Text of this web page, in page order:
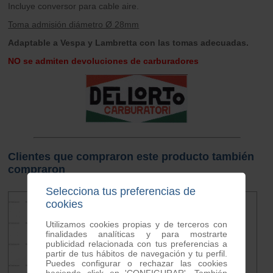
Incluye conversor para cable aire.
Toma admisión diámetro Ø 28mm
Adaptable a Vespa y Lambretta con las tomas adecuadas.
NO se admiten devoluciones de carburadores
Clientes que compraron este producto también
compraron
Selecciona tus preferencias de
cookies
Utilizamos cookies propias y de terceros con
finalidades analíticas y para mostrarte
publicidad relacionada con tus preferencias a
partir de tus hábitos de navegación y tu perfil.
Puedes configurar o rechazar las cookies